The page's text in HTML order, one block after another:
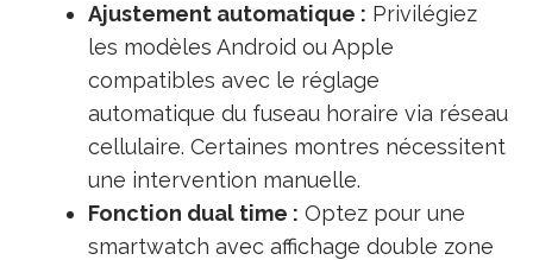
Ajustement automatique : Privilégiez
les modèles Android ou Apple
compatibles avec le réglage
automatique du fuseau horaire via réseau
cellulaire. Certaines montres nécessitent
une intervention manuelle.
Fonction dual time : Optez pour une
smartwatch avec affichage double zone